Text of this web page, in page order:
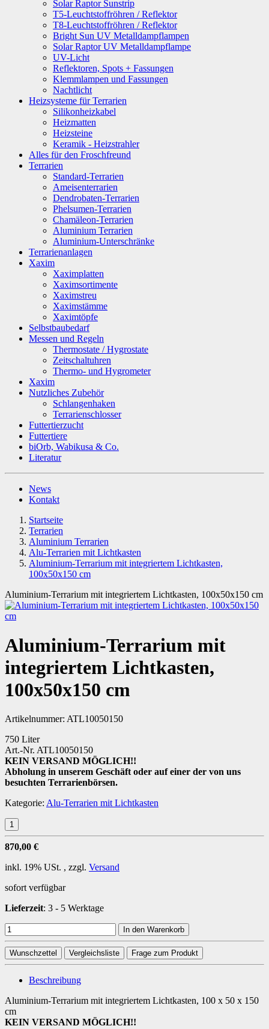
Solar Raptor Sunstrip
T5-Leuchtstoffröhren / Reflektor
T8-Leuchtstoffröhren / Reflektor
Bright Sun UV Metalldampflampen
Solar Raptor UV Metalldampflampe
UV-Licht
Reflektoren, Spots + Fassungen
Klemmlampen und Fassungen
Nachtlicht
Heizsysteme für Terrarien
Silikonheizkabel
Heizmatten
Heizsteine
Keramik - Heizstrahler
Alles für den Froschfreund
Terrarien
Standard-Terrarien
Ameisenterrarien
Dendrobaten-Terrarien
Phelsumen-Terrarien
Chamäleon-Terrarien
Aluminium Terrarien
Aluminium-Unterschränke
Terrarienanlagen
Xaxim
Xaximplatten
Xaximsortimente
Xaximstreu
Xaximstämme
Xaximtöpfe
Selbstbaubedarf
Messen und Regeln
Thermostate / Hygrostate
Zeitschaltuhren
Thermo- und Hygrometer
Xaxim
Nutzliches Zubehör
Schlangenhaken
Terrarienschlosser
Futtertierzucht
Futtertiere
biOrb, Wabikusa & Co.
Literatur
News
Kontakt
Startseite
Terrarien
Aluminium Terrarien
Alu-Terrarien mit Lichtkasten
Aluminium-Terrarium mit integriertem Lichtkasten,
100x50x150 cm
Aluminium-Terrarium mit integriertem Lichtkasten, 100x50x150 cm
Aluminium-Terrarium mit
integriertem Lichtkasten,
100x50x150 cm
Artikelnummer: ATL10050150
750 Liter
Art.-Nr. ATL10050150
KEIN VERSAND MÖGLICH!!
Abholung in unserem Geschäft oder auf einer der von uns
besuchten Terrarienbörsen.
Kategorie: Alu-Terrarien mit Lichtkasten
870,00 €
inkl. 19% USt. , zzgl. Versand
sofort verfügbar
Lieferzeit: 3 - 5 Werktage
In den Warenkorb
Wunschzettel Vergleichsliste Frage zum Produkt
Beschreibung
Aluminium-Terrarium mit integriertem Lichtkasten, 100 x 50 x 150
cm
KEIN VERSAND MÖGLICH!!